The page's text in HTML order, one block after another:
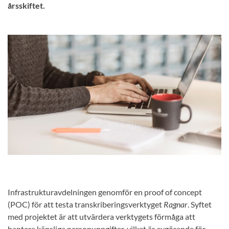
årsskiftet.
Infrastrukturavdelningen genomför en proof of concept
(POC) för att testa transkriberingsverktyget Ragnar. Syftet
med projektet är att utvärdera verktygets förmåga att